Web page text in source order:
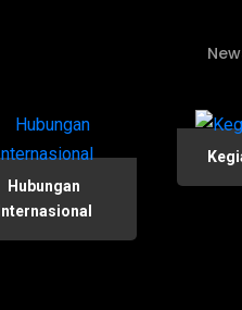
Hubungan
Internasional